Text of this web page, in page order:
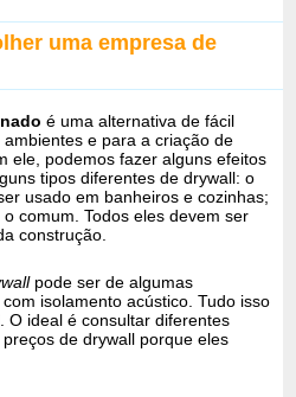
uma empresa de
é uma alternativa de fácil
e para a criação de
ele, podemos fazer alguns efeitos
tipos diferentes de drywall: o
usado em banheiros e cozinhas;
comum. Todos eles devem ser
construção.
pode ser de algumas
isolamento acústico. Tudo isso
O ideal é consultar diferentes
de drywall porque eles